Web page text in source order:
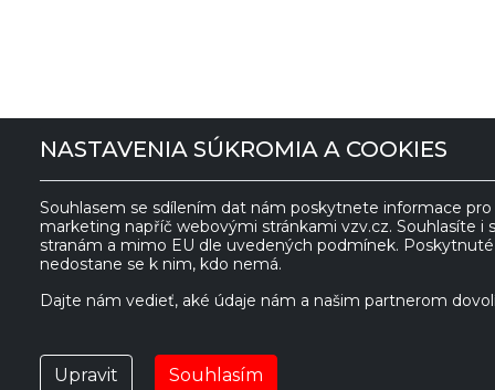
VZV GROUP s.r.o.
561 61 Červená
Česká republika
IČ:27469662
CZ27469662
vzv@vzv.cz
NASTAVENIA SÚKROMIA A COOKIES
Souhlasem se sdílením dat nám poskytnete informace pro
marketing napříč webovými stránkami vzv.cz. Souhlasíte i
stranám a mimo EU dle uvedených podmínek.
nedostane se k nim, kdo nemá.
Dajte nám vedieť, aké údaje nám a našim partnerom
Upravit Souhlasím